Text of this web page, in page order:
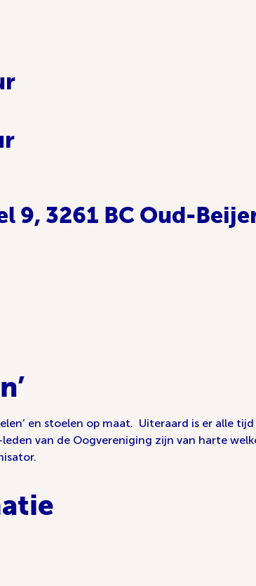
9, 3261 BC Oud-
en stoelen op maat. Uiteraard is er alle
van de Oogvereniging zijn van harte